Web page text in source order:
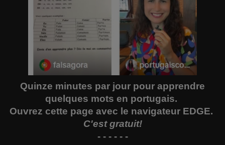
Quinze minutes par jour pour apprendre
quelques mots en portugais.
Ouvrez cette page avec le navigateur EDGE.
C'est gratuit!
- - - - - -